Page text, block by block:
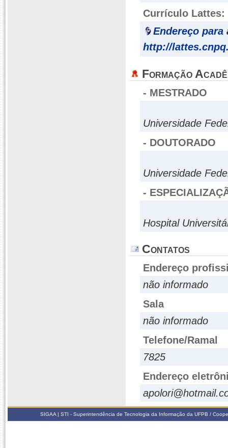
Currículo Lattes:
Endereço para
http://
Formação
- MESTRADO
Universidade
- DOUTORADO
Universidade
-
Hospital
Contatos
Endereço
não informado
Sala
não informado
Telefone/Ramal
7825
Endereço
SIGAA | STI - Superintendência de Tecnologia da Informação da UFPB /